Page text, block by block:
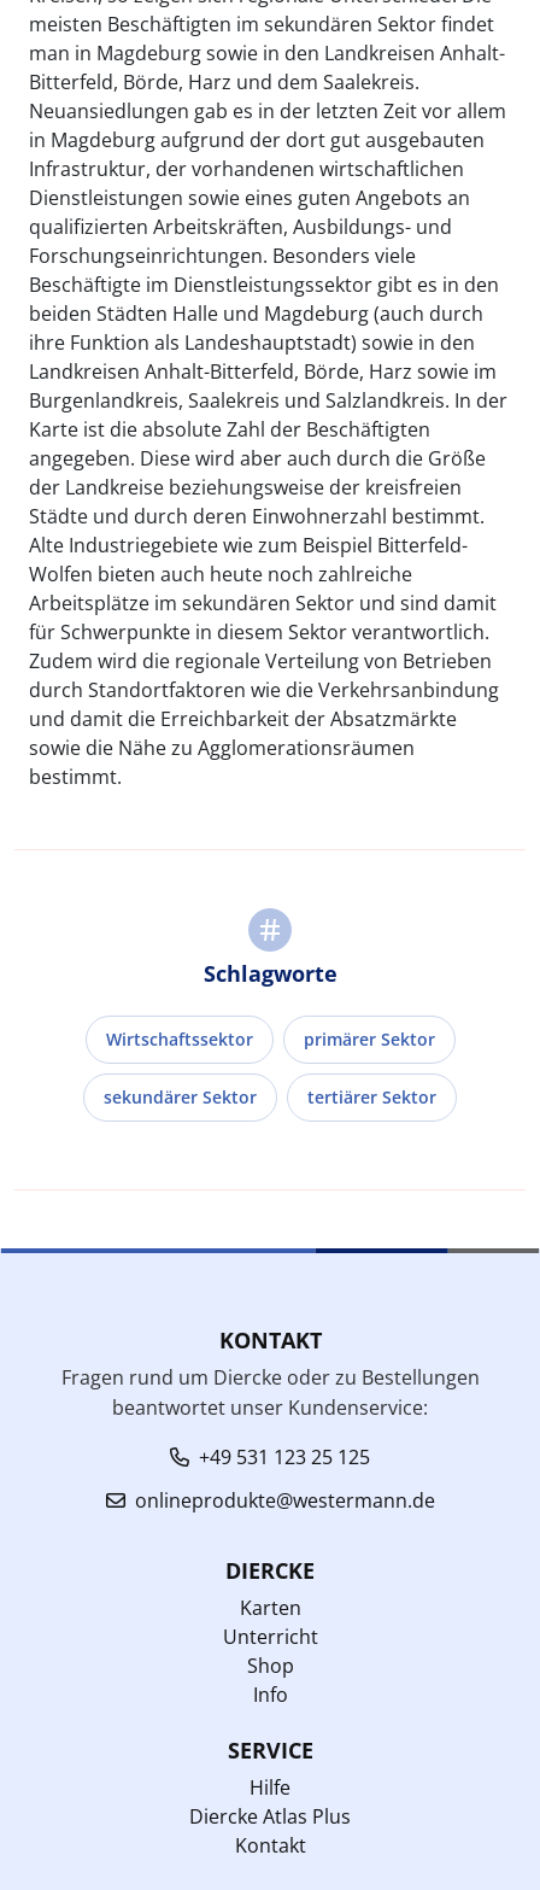
meisten Beschäftigten im sekundären Sektor findet
man in Magdeburg sowie in den Landkreisen Anhalt-
Bitterfeld, Börde, Harz und dem Saalekreis.
Neuansiedlungen gab es in der letzten Zeit vor allem
in Magdeburg aufgrund der dort gut ausgebauten
Infrastruktur, der vorhandenen wirtschaftlichen
Dienstleistungen sowie eines guten Angebots an
qualifizierten Arbeitskräften, Ausbildungs- und
Forschungseinrichtungen. Besonders viele
Beschäftigte im Dienstleistungssektor gibt es in den
beiden Städten Halle und Magdeburg (auch durch
ihre Funktion als Landeshauptstadt) sowie in den
Landkreisen Anhalt-Bitterfeld, Börde, Harz sowie im
Burgenlandkreis, Saalekreis und Salzlandkreis. In der
Karte ist die absolute Zahl der Beschäftigten
angegeben. Diese wird aber auch durch die Größe
der Landkreise beziehungsweise der kreisfreien
Städte und durch deren Einwohnerzahl bestimmt.
Alte Industriegebiete wie zum Beispiel Bitterfeld-
Wolfen bieten auch heute noch zahlreiche
Arbeitsplätze im sekundären Sektor und sind damit
für Schwerpunkte in diesem Sektor verantwortlich.
Zudem wird die regionale Verteilung von Betrieben
durch Standortfaktoren wie die Verkehrsanbindung
und damit die Erreichbarkeit der Absatzmärkte
sowie die Nähe zu Agglomerationsräumen
bestimmt.
Schlagworte
Wirtschaftssektor primärer Sektor
sekundärer Sektor tertiärer Sektor
KONTAKT
Fragen rund um Diercke oder zu Bestellungen
beantwortet unser Kundenservice:
+49 531 123 25 125
onlineprodukte@westermann.de
DIERCKE
Karten
Unterricht
Shop
Info
SERVICE
Hilfe
Diercke Atlas Plus
Kontakt